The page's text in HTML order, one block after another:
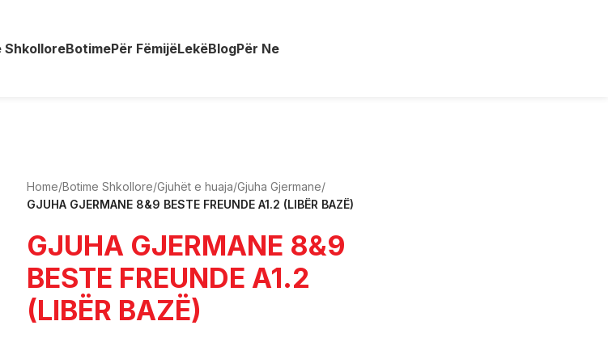
ShkolloreBotimePër FëmijëLekëBlogPër Ne
Home/Botime Shkollore/Gjuhët e huaja/Gjuha Gjermane/
GJUHA GJERMANE 8&9 BESTE FREUNDE A1.2 (LIBËR BAZË)
GJUHA GJERMANE 8&9
BESTE FREUNDE A1.2
(LIBËR BAZË)